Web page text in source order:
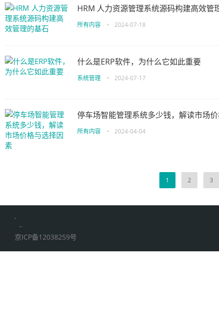
HRM 人力资源管理系统源码构建高效管
所有内容 • 2024-07-18
什么是ERP软件，为什么它如此重要
系统管理 • 2024-07-17
停车场智能管理系统多少钱，解读市场
所有内容 • 2024-04-04
1 2 3
京ICP备12038259号